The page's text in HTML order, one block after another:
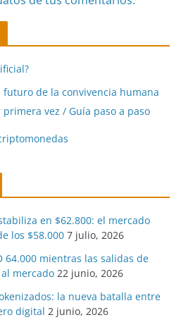
futuro de la convivencia humana
vez / Guía paso a paso
en $62.800: el mercado
los $58.000 7 julio, 2026
64.000 mientras las salidas de
mercado 22 junio, 2026
la nueva batalla entre
digital 2 junio, 2026